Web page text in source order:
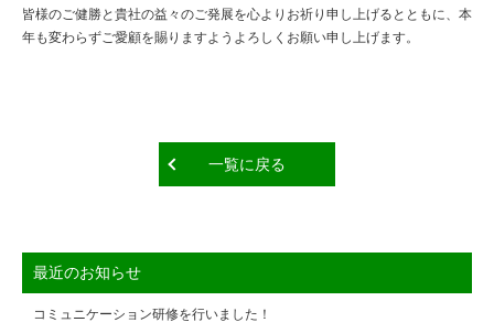
皆様のご健勝と貴社の益々のご発展を心よりお祈り申し上げるとともに、本
年も変わらずご愛顧を賜りますようよろしくお願い申し上げます。
一覧に戻る
最近のお知らせ
コミュニケーション研修を行いました！